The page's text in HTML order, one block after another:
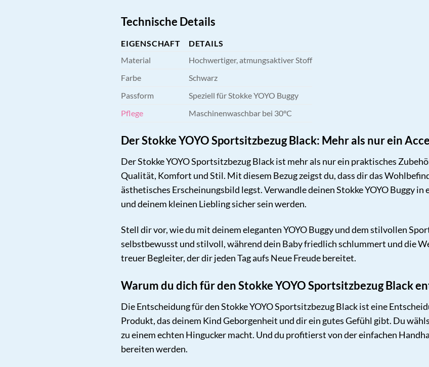
Technische Details
EIGENSCHAFT
DETAILS
Material
Hochwertiger, atmungsaktiver Stoff
Farbe
Schwarz
Passform
Speziell für Stokke YOYO Buggy
Pflege
Maschinenwaschbar bei 30°C
Der Stokke YOYO Sportsitzbezug Black: Mehr als nur ein
Der Stokke YOYO Sportsitzbezug Black ist mehr als nur ein praktisches
Qualität, Komfort und Stil. Mit diesem Bezug zeigst du, dass dir das
ästhetisches Erscheinungsbild legst. Verwandle deinen Stokke YOYO Buggy
und deinem kleinen Liebling sicher sein werden.
Stell dir vor, wie du mit deinem eleganten YOYO Buggy und dem stilvollen
selbstbewusst und stilvoll, während dein Baby friedlich schlummert und die
treuer Begleiter, der dir jeden Tag aufs Neue Freude bereitet.
Warum du dich für den Stokke YOYO Sportsitzbezug Black
Die Entscheidung für den Stokke YOYO Sportsitzbezug Black ist eine
Produkt, das deinem Kind Geborgenheit und dir ein gutes Gefühl gibt. Du
zu einem echten Hingucker macht. Und du profitierst von der einfachen
bereiten werden.